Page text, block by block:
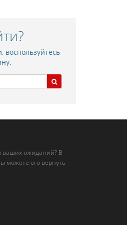
воспользуйтесь
ваших ожиданий? В
можете его вернуть